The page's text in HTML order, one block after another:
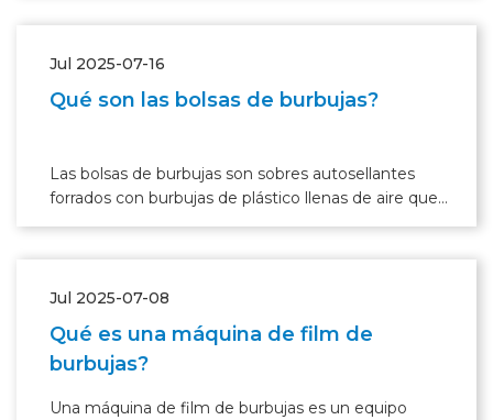
Jul 2025-07-16
Qué son las bolsas de burbujas?
Las bolsas de burbujas son sobres autosellantes
forrados con burbujas de plástico llenas de aire que
brindan una protección liviana y acolchada para
Jul 2025-07-08
Qué es una máquina de film de
burbujas?
Una máquina de film de burbujas es un equipo